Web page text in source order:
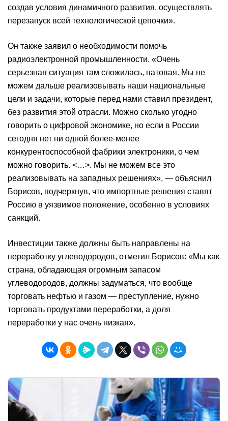
создав условия динамичного развития, осуществлять
перезапуск всей технологической цепочки».
Он также заявил о необходимости помочь
радиоэлектронной промышленности. «Очень
серьезная ситуация там сложилась, патовая. Мы не
можем дальше реализовывать наши национальные
цели и задачи, которые перед нами ставил президент,
без развития этой отрасли. Можно сколько угодно
говорить о цифровой экономике, но если в России
сегодня нет ни одной более-менее
конкурентоспособной фабрики электроники, о чем
можно говорить. <…>. Мы не можем все это
реализовывать на западных решениях», — объяснил
Борисов, подчеркнув, что импортные решения ставят
Россию в уязвимое положение, особенно в условиях
санкций.
Инвестиции также должны быть направлены на
переработку углеводородов, отметил Борисов: «Мы как
страна, обладающая огромным запасом
углеводородов, должны задуматься, что вообще
торговать нефтью и газом — преступление, нужно
торговать продуктами переработки, а доля
переработки у нас очень низкая».